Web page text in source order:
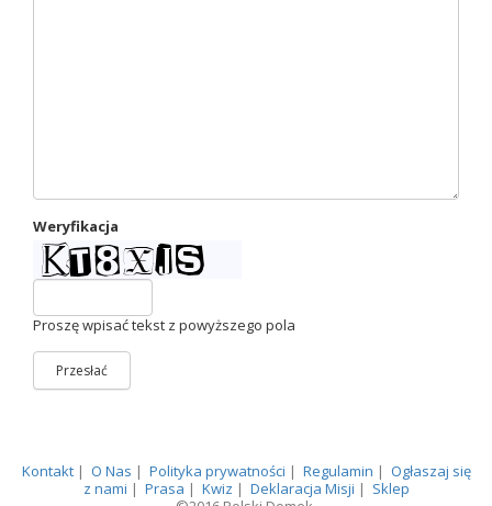
Weryfikacja
Proszę wpisać tekst z powyższego pola
Przesłać
Kontakt| O Nas | Polityka prywatności | Regulamin | Ogłaszaj się
z nami | Prasa | Kwiz | Deklaracja Misji | Sklep